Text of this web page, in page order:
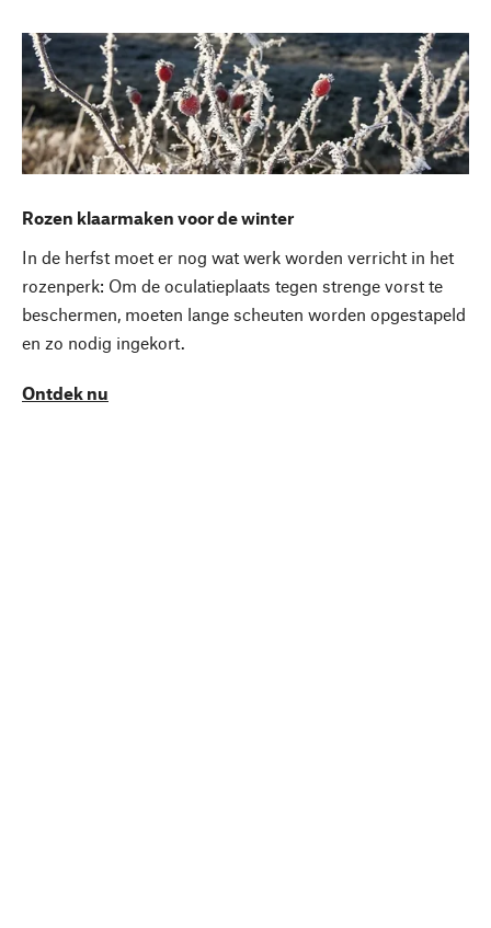
Rozen klaarmaken voor de winter
In de herfst moet er nog wat werk worden verricht in het
rozenperk: Om de oculatieplaats tegen strenge vorst te
beschermen, moeten lange scheuten worden opgestapeld
en zo nodig ingekort.
Ontdek nu